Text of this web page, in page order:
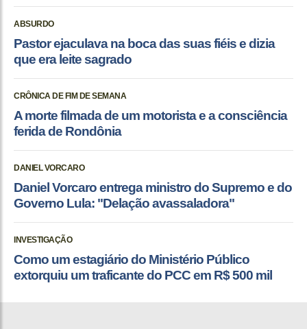
ABSURDO
Pastor ejaculava na boca das suas fiéis e dizia
que era leite sagrado
CRÔNICA DE FIM DE SEMANA
A morte filmada de um motorista e a consciência
ferida de Rondônia
DANIEL VORCARO
Daniel Vorcaro entrega ministro do Supremo e do
Governo Lula: "Delação avassaladora"
INVESTIGAÇÃO
Como um estagiário do Ministério Público
extorquiu um traficante do PCC em R$ 500 mil